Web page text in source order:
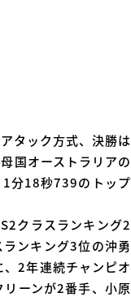
タック方式、決勝は
国オーストラリアの
1分18秒739のトップ
クラスランキング2
ンキング3位の沖勇
2年連続チャンピオ
ーンが2番手、小原